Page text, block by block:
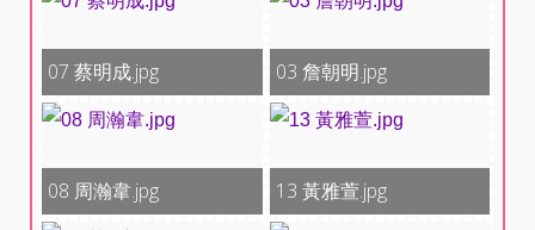
07 蔡明成.jpg 03 詹朝明.jpg
08 周瀚韋.jpg 13 黃雅萱.jpg